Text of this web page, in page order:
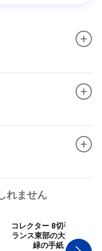
+
+
+
れません
コレクター 8切手 - フ
ランス東部の大聖堂 -
緑の手紙